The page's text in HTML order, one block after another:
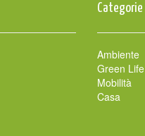
Categorie
Ambiente
Green Life
Mobilità
Casa